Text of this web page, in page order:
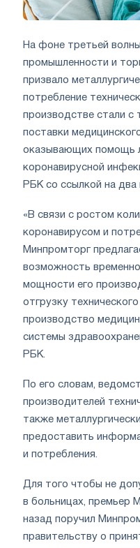
На фоне третьей
промышленности и
призвало
потребление
производстве стали с
поставки
оказывающих помощь
коронавирусной
РБК со ссылкой на два
«В связи с ростом
коронавирусом и
Минпромторг
возможность
мощности его
отгрузку
производство
системы
РБК.
По его словам,
производителей
также
предоставить
и потребления.
Для того чтобы не
в больницах, премьер
назад поручил
правительству о